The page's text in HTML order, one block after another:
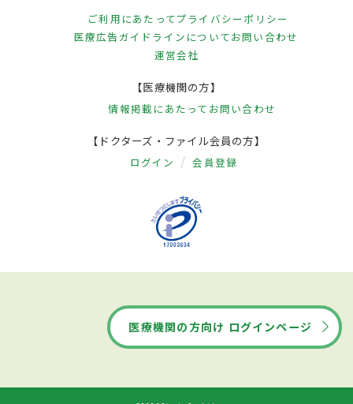
ご利用にあたってプライバシーポリシー
医療広告ガイドラインについてお問い合わせ
運営会社
【医療機関の方】
情報掲載にあたって お問い合わせ
【ドクターズ・ファイル会員の方】
ログイン 会員登録
医療機関の方向け ログインページ